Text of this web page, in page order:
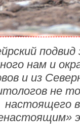
подвид
нам и
и из
не
настоящего